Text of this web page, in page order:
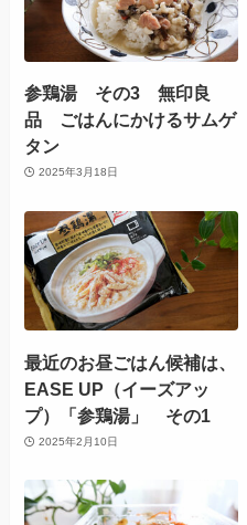
参鶏湯 その3 無印良
品 ごはんにかけるサムゲ
タン
2025年3月18日
最近のお昼ごはん候補は、
EASE UP（イーズアッ
プ）「参鶏湯」 その1
2025年2月10日